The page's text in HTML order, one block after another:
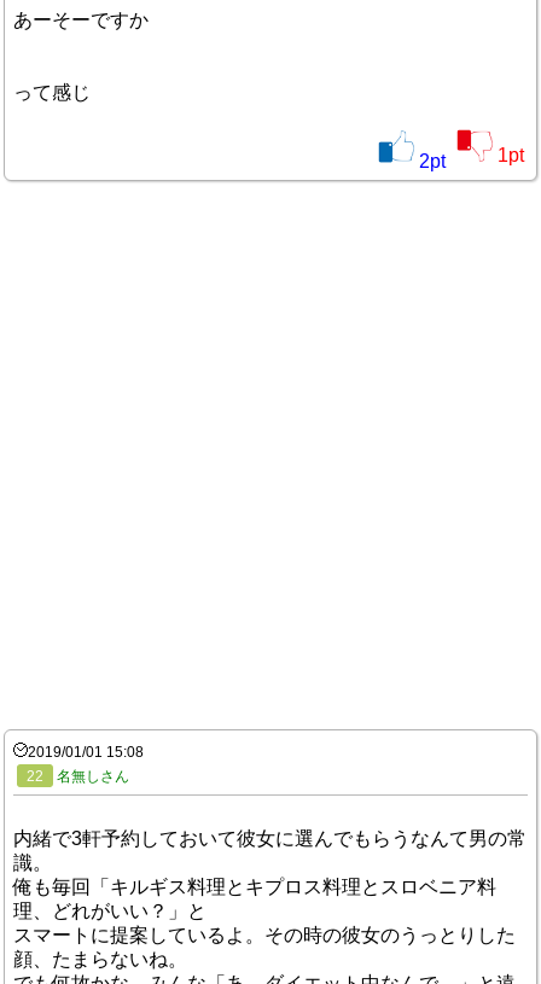
あーそーですか
って感じ
2pt 1pt
2019/01/01 15:08
22
名無しさん
内緒で3軒予約しておいて彼女に選んでもらうなんて男の常
識。
俺も毎回「キルギス料理とキプロス料理とスロベニア料
理、どれがいい？」と
スマートに提案しているよ。その時の彼女のうっとりした
顔、たまらないね。